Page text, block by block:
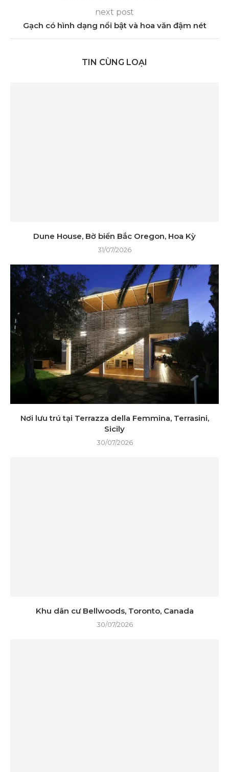
next post
Gạch có hình dạng nổi bật và hoa văn đậm nét
TIN CÙNG LOẠI
Dune House, Bờ biển Bắc Oregon, Hoa Kỳ
31/07/2026
Nơi lưu trú tại Terrazza della Femmina, Terrasini,
Sicily
30/07/2026
Khu dân cư Bellwoods, Toronto, Canada
30/07/2026